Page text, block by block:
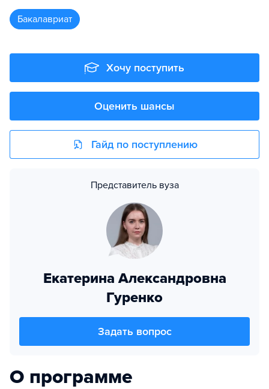
бакалавриат
Хочу поступить
Оценить шансы
Гайд по поступлению
Представитель вуза
Екатерина Александровна
Гуренко
Задать вопрос
О программе